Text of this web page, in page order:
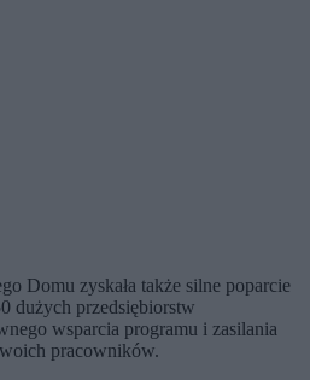
Domu zyskała także silne poparcie
dużych przedsiębiorstw
wsparcia programu i zasilania
pracowników.